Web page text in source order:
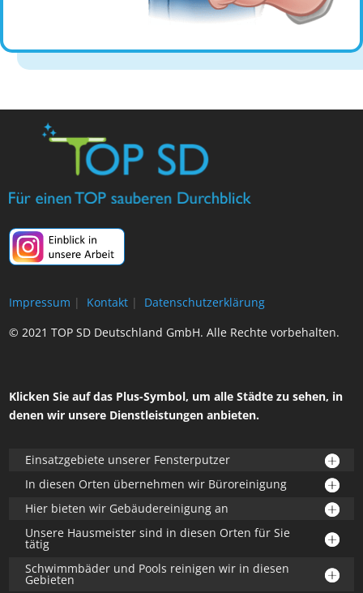
Impressum | Kontakt |
Datenschutzerklärung
© 2021 TOP SD Deutschland GmbH. Alle Rechte vorbehalten.
Klicken Sie auf das Plus-Symbol, um alle Städte zu sehen, in
denen wir unsere Dienstleistungen anbieten.
Einsatzgebiete unserer Fensterputzer
In diesen Orten übernehmen wir Büroreinigung
Hier bieten wir Gebäudereinigung an
Unsere Hausmeister sind in diesen Orten für Sie
tätig
Schwimmbäder und Pools reinigen wir in diesen
Gebieten